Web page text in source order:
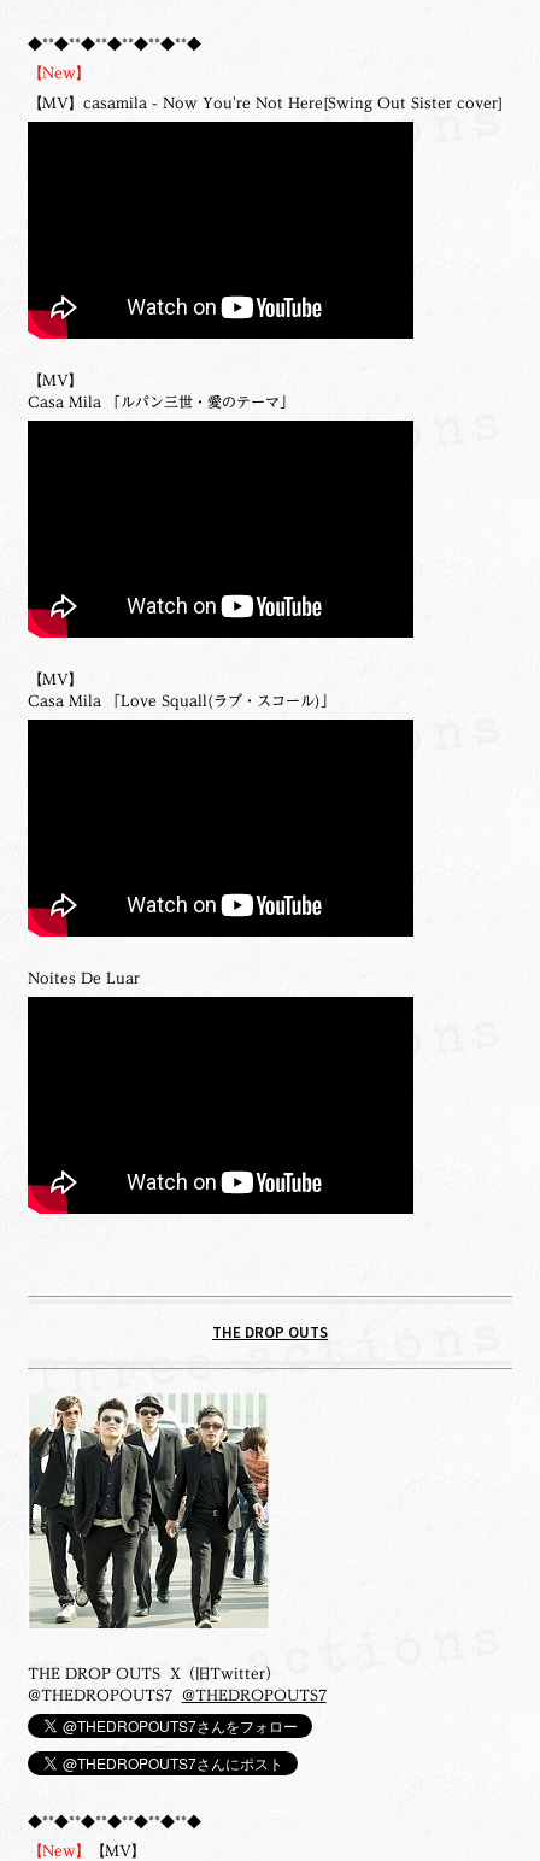
◆**◆**◆**◆**◆**◆**◆
【New】
【MV】casamila - Now You're Not Here[Swing Out Sister cover]
【MV】
Casa Mila 「ルパン三世・愛のテーマ」
【MV】
Casa Mila 「Love Squall(ラブ・スコール)」
Noites De Luar
THE DROP OUTS
THE DROP OUTS X（旧Twitter）
@THEDROPOUTS7 @THEDROPOUTS7
◆**◆**◆**◆**◆**◆**◆
【New】 【MV】